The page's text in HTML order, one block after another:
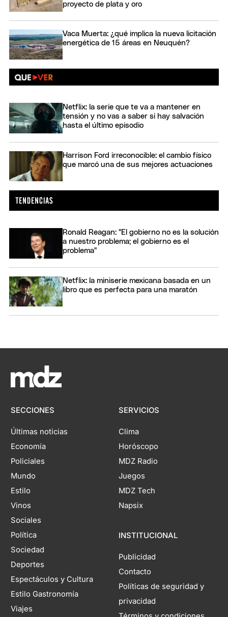
proyecto de plata y oro
Vaca Muerta: ¿qué implica la nueva licitación
energética de 15 áreas en Neuquén?
Netflix: la serie que te va a mantener en
tensión y no vas a saber si hay salvación
hasta el último episodio
Harrison Ford irreconocible: el cambio físico
que marcó una de sus mejores actuaciones
Ronald Reagan: "El gobierno no es la solución
a nuestro problema; el gobierno es el
problema"
Netflix: la miniserie mexicana basada en un
libro que es perfecta para una maratón
SECCIONES
Últimas noticias
Economía
Policiales
Mundo
Estilo
Vinos
Sociales
Política
Sociedad
Deportes
Espectáculos y Cultura
Estilo Gastronomía
Viajes
SERVICIOS
Clima
Horóscopo
MDZ Radio
Juegos
MDZ Tech
Napsix
INSTITUCIONAL
Publicidad
Contacto
Políticas de seguridad y
privacidad